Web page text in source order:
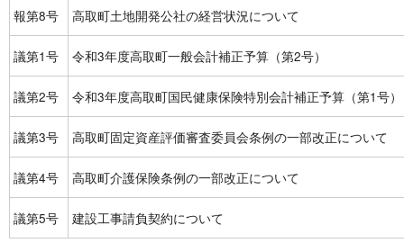
報第8号 高取町土地開発公社の経営状況について
議第1号 令和3年度高取町一般会計補正予算（第2号）
議第2号 令和3年度高取町国民健康保険特別会計補正予算（第1号）
議第3号 高取町固定資産評価審査委員会条例の一部改正について
議第4号 高取町介護保険条例の一部改正について
議第5号 建設工事請負契約について